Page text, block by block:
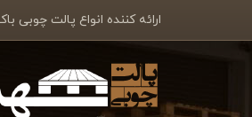
ارائه کننده انواع پالت چوبی